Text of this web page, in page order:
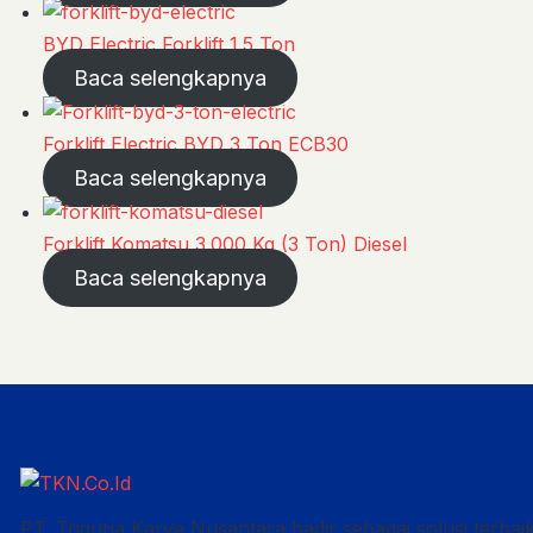
BYD Electric Forklift 1.5 Ton
Baca selengkapnya
Forklift Electric BYD 3 Ton ECB30
Baca selengkapnya
Forklift Komatsu 3.000 Kg (3 Ton) Diesel
Baca selengkapnya
PT. Triguna Karya Nusantara hadir sebagai solusi